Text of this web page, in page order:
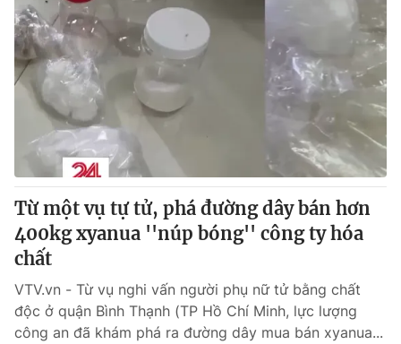
Từ một vụ tự tử, phá đường dây bán hơn
400kg xyanua ''núp bóng'' công ty hóa
chất
VTV.vn - Từ vụ nghi vấn người phụ nữ tử bằng chất
độc ở quận Bình Thạnh (TP Hồ Chí Minh, lực lượng
công an đã khám phá ra đường dây mua bán xyanua...